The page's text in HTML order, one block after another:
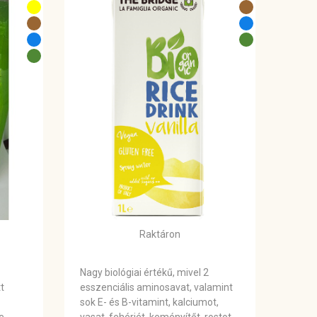
Raktáron
Nagy biológiai értékű, mivel 2
esszenciális aminosavat, valamint
sok E- és B-vitamint, kalciumot,